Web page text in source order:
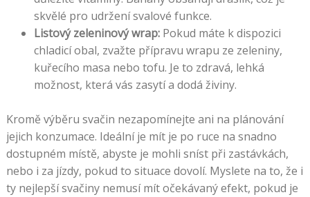
skvělé pro udržení svalové funkce.
Listový zeleninový wrap:Pokud máte k dispozici
chladicí obal, zvažte přípravu wrapu ze zeleniny,
kuřecího masa nebo tofu. Je to zdravá, lehká
možnost, která vás zasytí a dodá živiny.
Kromě výběru svačin nezapomínejte ani na plánování
jejich konzumace. Ideální je mít je po ruce na snadno
dostupném místě, abyste je mohli sníst při zastávkách,
nebo i za jízdy, pokud to situace dovolí. Myslete na to, že i
ty nejlepší svačiny nemusí mít očekávaný efekt, pokud je